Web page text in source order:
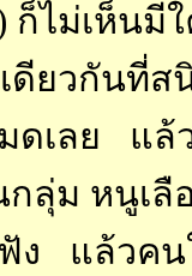
ก็ไม่เห็น
เดียวกันที่
ดเลย แ
ลุ่ม หนูเลื
ง แล้วคน